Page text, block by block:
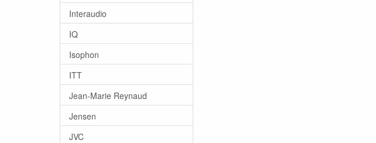
Interaudio
IQ
Isophon
ITT
Jean-Marie Reynaud
Jensen
JVC